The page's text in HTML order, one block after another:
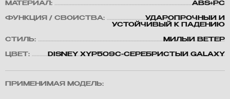
МАТЕРИАЛ: ABS+PC
ФУНКЦИЯ / СВОЙСТВА:
УДАРОПРОЧНЫЙ И
УСТОЙЧИВЫЙ К ПАДЕНИЮ
СТИЛЬ: МИЛЫЙ ВЕТЕР
ЦВЕТ: DISNEY XYP509C-СЕРЕБРИСТЫЙ GALAXY
ПРИМЕНИМАЯ МОДЕЛЬ: